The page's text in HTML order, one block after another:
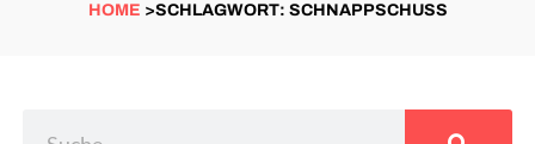
HOME >SCHLAGWORT: SCHNAPPSCHUSS